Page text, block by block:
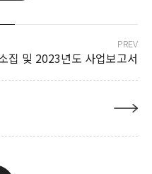
PREV
집 및 2023년도 사업보고서